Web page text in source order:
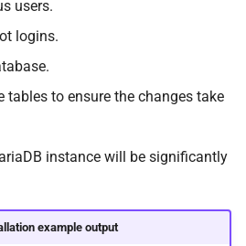
users.
logins.
tables to ensure the changes take
instance will be significantly
example output